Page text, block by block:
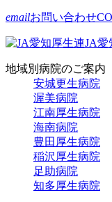
emailお問い合わせ
JA愛
地域別病院のご案内
安城更生病院
渥美病院
江南厚生病院
海南病院
豊田厚生病院
稲沢厚生病院
足助病院
知多厚生病院